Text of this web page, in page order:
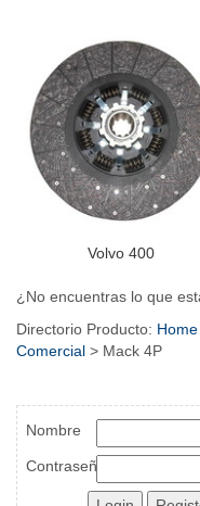
Volvo 400
¿No encuentras lo que
Directorio Producto: Home
Comercial > Mack 4P
Nombre
Contraseña